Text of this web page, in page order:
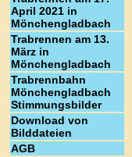
April 2021 in
Mönchengladbach
Trabrennen am 13.
März in
Mönchengladbach
Trabrennbahn
Mönchengladbach
Stimmungsbilder
Download von
Bilddateien
AGB